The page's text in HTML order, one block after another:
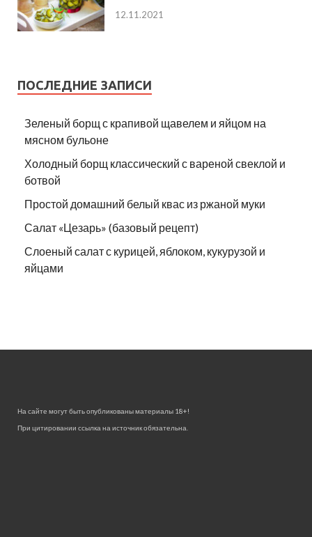
12.11.2021
ПОСЛЕДНИЕ ЗАПИСИ
Зеленый борщ с крапивой щавелем и яйцом на
мясном бульоне
Холодный борщ классический с вареной свеклой и
ботвой
Простой домашний белый квас из ржаной муки
Салат «Цезарь» (базовый рецепт)
Слоеный салат с курицей, яблоком, кукурузой и
яйцами
На сайте могут быть опубликованы материалы 18+!
При цитировании ссылка на источник обязательна.